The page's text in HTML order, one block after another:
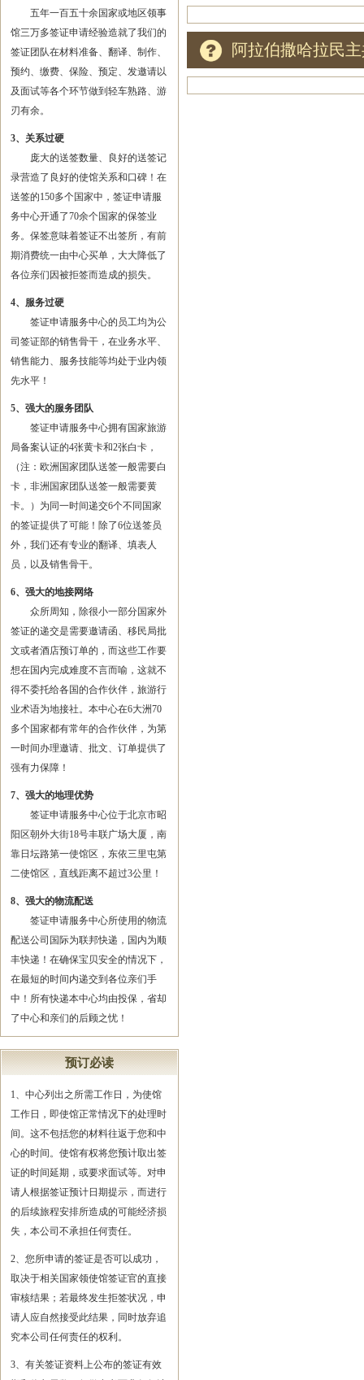
五年一百五十余国家或地区领事
馆三万多签证申请经验造就了我们的
签证团队在材料准备、翻译、制作、
预约、缴费、保险、预定、发邀请以
及面试等各个环节做到轻车熟路、游
刃有余。
3、关系过硬
庞大的送签数量、良好的送签记
录营造了良好的使馆关系和口碑！在
送签的150多个国家中，签证申请服
务中心开通了70余个国家的保签业
务。保签意味着签证不出签所，有前
期消费统一由中心买单，大大降低了
各位亲们因被拒签而造成的损失。
4、服务过硬
签证申请服务中心的员工均为公
司签证部的销售骨干，在业务水平、
销售能力、服务技能等均处于业内领
先水平！
5、强大的服务团队
签证申请服务中心拥有国家旅游
局备案认证的4张黄卡和2张白卡，
（注：欧洲国家团队送签一般需要白
卡，非洲国家团队送签一般需要黄
卡。）为同一时间递交6个不同国家
的签证提供了可能！除了6位送签员
外，我们还有专业的翻译、填表人
员，以及销售骨干。
6、强大的地接网络
众所周知，除很小一部分国家外
签证的递交是需要邀请函、移民局批
文或者酒店预订单的，而这些工作要
想在国内完成难度不言而喻，这就不
得不委托给各国的合作伙伴，旅游行
业术语为地接社。本中心在6大洲70
多个国家都有常年的合作伙伴，为第
一时间办理邀请、批文、订单提供了
强有力保障！
7、强大的地理优势
签证申请服务中心位于北京市昭
阳区朝外大街18号丰联广场大厦，南
靠日坛路第一使馆区，东依三里屯第
二使馆区，直线距离不超过3公里！
8、强大的物流配送
签证申请服务中心所使用的物流
配送公司国际为联邦快递，国内为顺
丰快递！在确保宝贝安全的情况下，
在最短的时间内递交到各位亲们手
中！所有快递本中心均由投保，省却
了中心和亲们的后顾之忧！
预订必读
1、中心列出之所需工作日，为使馆
工作日，即使馆正常情况下的处理时
间。这不包括您的材料往返于您和中
心的时间。使馆有权将您预计取出签
证的时间延期，或要求面试等。对申
请人根据签证预计日期提示，而进行
的后续旅程安排所造成的可能经济损
失，本公司不承担任何责任。
2、您所申请的签证是否可以成功，
取决于相关国家领使馆签证官的直接
审核结果；若最终发生拒签状况，申
请人应自然接受此结果，同时放弃追
究本公司任何责任的权利。
3、有关签证资料上公布的签证有效
阿拉伯撒哈拉民